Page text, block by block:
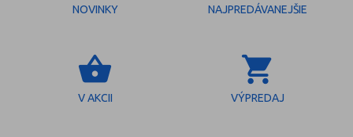
NOVINKY NAJPREDÁVANEJŠIE
shopping_basket
V AKCII
shopping_cart
VÝPREDAJ